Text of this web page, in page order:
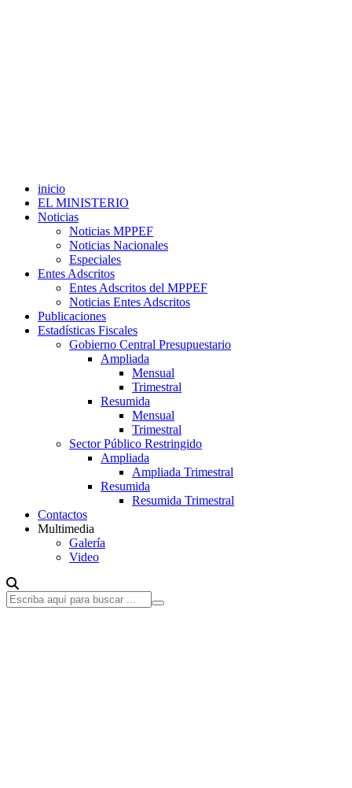
inicio
EL MINISTERIO
Noticias
Noticias MPPEF
Noticias Nacionales
Especiales
Entes Adscritos
Entes Adscritos del MPPEF
Noticias Entes Adscritos
Publicaciones
Estadísticas Fiscales
Gobierno Central Presupuestario
Ampliada
Mensual
Trimestral
Resumida
Mensual
Trimestral
Sector Público Restringido
Ampliada
Ampliada Trimestral
Resumida
Resumida Trimestral
Contactos
Multimedia
Galería
Video